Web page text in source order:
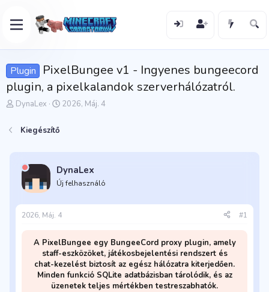
Plugin
PixelBungee v1 - Ingyenes bungeecord
plugin, a pixelkalandok szerverhálózatról.
T
m
DynaLex
K
á
t
u
2026, Máj. 4
Kiegészítő
DynaLex
Új felhasználó
2026, Máj. 4 #1
A PixelBungee egy BungeeCord proxy plugin, amely
staff-eszközöket, játékosbejelentési rendszert és
chat-kezelést biztosít az egész hálózatra kiterjedően.
Minden funkció SQLite adatbázisban tárolódik, és az
üzenetek teljes mértékben testreszabhatók.